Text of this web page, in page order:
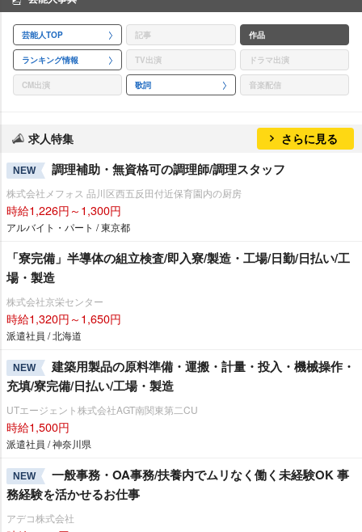
芸能人TOP 記事 作品
ランキング情報 TV出演 ドラマ出演
CM出演 歌詞 音楽配信
求人特集 さらに見る
NEW 調理補助・無資格可の調理師/調理スタッフ
株式会社メフォス 品川区西五反田付近保育園内の厨房
時給1,226円～1,300円
アルバイト・パート / 東京都
「寮完備」半導体の組立検査/即入寮/製造・工場/日勤/日払い/工
場・製造
株式会社京栄センター
時給1,320円～1,650円
派遣社員 / 北海道
NEW
建築用製品の原料準備・運搬・計量・投入・機械操作・
充填/寮完備/日払い/工場・製造
UTエージェント株式会社AGT南関東第二CU
時給1,500円
派遣社員 / 神奈川県
NEW
一般事務・OA事務/扶養内でムリなく働く未経験OK 事
務経験を活かせるお仕事
アデコ株式会社